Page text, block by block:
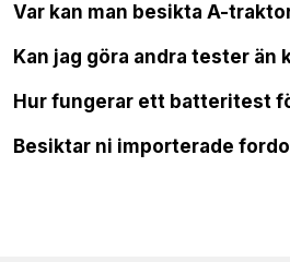
Var kan man besikta A-
Kan jag göra andra tester
Hur fungerar ett batteritest
Besiktar ni importerade